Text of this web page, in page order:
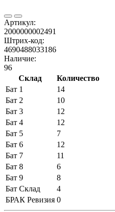
Артикул:
2000000002491
Штрих-код:
4690488033186
Наличие:
96
Склад
Количество
Бат 1
14
Бат 2
10
Бат 3
12
Бат 4
12
Бат 5
7
Бат 6
12
Бат 7
11
Бат 8
6
Бат 9
8
Бат Склад
4
БРАК Ревизия 0